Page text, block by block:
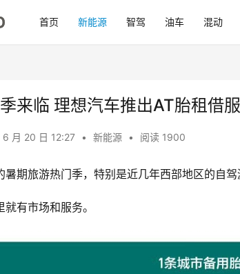
首页 新能源 智驾 油车 混动
来临 理想汽车推出AT胎租借
月 20 日 12:27 • 新能源 • 阅读 1900
暑期旅游热门季，特别是近几年西部地区的自
有市场和服务。